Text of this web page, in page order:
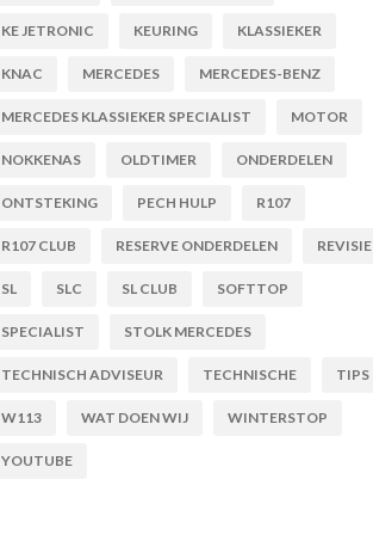
KE JETRONIC KEURING KLASSIEKER
KNAC MERCEDES MERCEDES-BENZ
MERCEDES KLASSIEKER SPECIALIST MOTOR
NOKKENAS OLDTIMER ONDERDELEN
ONTSTEKING PECH HULP R107
R107 CLUB RESERVE ONDERDELEN REVISIE
SL SLC SL CLUB SOFTTOP
SPECIALIST STOLK MERCEDES
TECHNISCH ADVISEUR TECHNISCHE TIPS
W113 WAT DOEN WIJ WINTERSTOP
YOUTUBE